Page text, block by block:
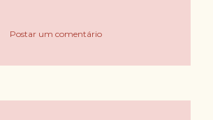
Postar um comentário